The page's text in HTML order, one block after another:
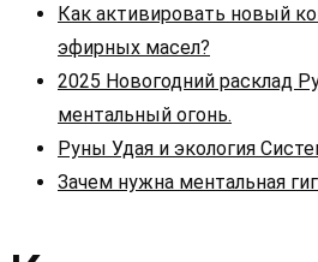
Как активировать новый
эфирных масел?
2025 Новогодний расклад
ментальный огонь.
Руны Удая и экология
Зачем нужна ментальная